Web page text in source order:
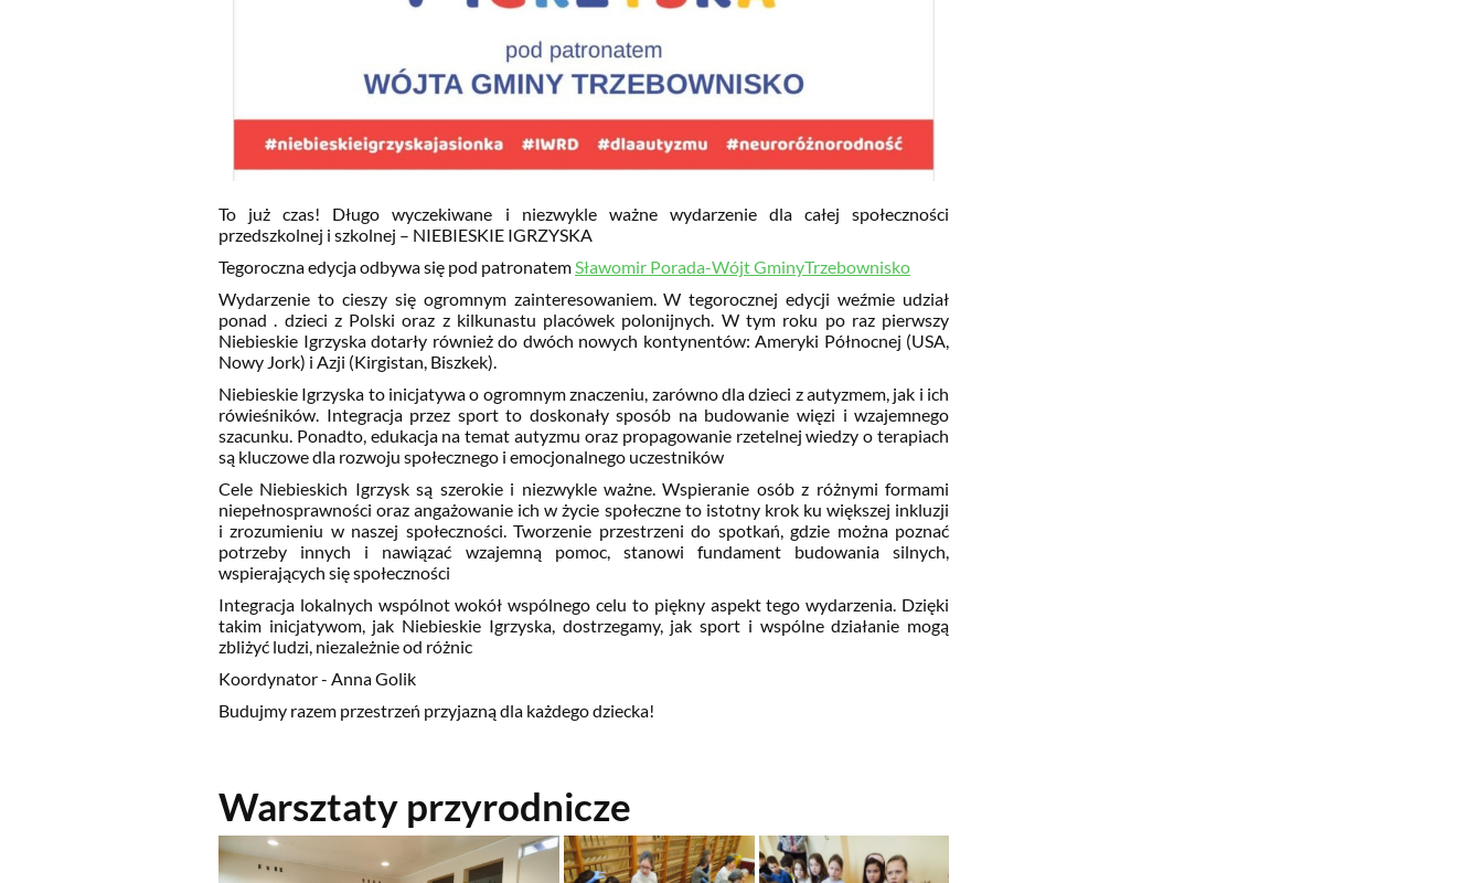
To już czas! Długo wyczekiwane i niezwykle ważne wydarzenie dla całej społeczności
przedszkolnej i szkolnej – NIEBIESKIE IGRZYSKA
Tegoroczna edycja odbywa się pod patronatem Sławomir Porada-Wójt GminyTrzebownisko
Wydarzenie to cieszy się ogromnym zainteresowaniem. W tegorocznej edycji weźmie udział
ponad . dzieci z Polski oraz z kilkunastu placówek polonijnych. W tym roku po raz pierwszy
Niebieskie Igrzyska dotarły również do dwóch nowych kontynentów: Ameryki Północnej (USA,
Nowy Jork) i Azji (Kirgistan, Biszkek).
Niebieskie Igrzyska to inicjatywa o ogromnym znaczeniu, zarówno dla dzieci z autyzmem, jak i ich
rówieśników. Integracja przez sport to doskonały sposób na budowanie więzi i wzajemnego
szacunku. Ponadto, edukacja na temat autyzmu oraz propagowanie rzetelnej wiedzy o terapiach
są kluczowe dla rozwoju społecznego i emocjonalnego uczestników
Cele Niebieskich Igrzysk są szerokie i niezwykle ważne. Wspieranie osób z różnymi formami
niepełnosprawności oraz angażowanie ich w życie społeczne to istotny krok ku większej inkluzji
i zrozumieniu w naszej społeczności. Tworzenie przestrzeni do spotkań, gdzie można poznać
potrzeby innych i nawiązać wzajemną pomoc, stanowi fundament budowania silnych,
wspierających się społeczności
Integracja lokalnych wspólnot wokół wspólnego celu to piękny aspekt tego wydarzenia. Dzięki
takim inicjatywom, jak Niebieskie Igrzyska, dostrzegamy, jak sport i wspólne działanie mogą
zbliżyć ludzi, niezależnie od różnic
Koordynator - Anna Golik
Budujmy razem przestrzeń przyjazną dla każdego dziecka!
Warsztaty przyrodnicze